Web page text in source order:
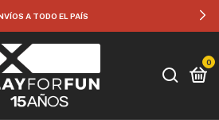
A TODO EL PAÍS
0